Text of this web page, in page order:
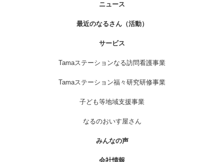
ニュース
最近のなるさん（活動）
サービス
Tamaステーションなる訪問看護事業
Tamaステーション福々研究研修事業
子ども等地域支援事業
なるのおいす屋さん
みんなの声
会社情報